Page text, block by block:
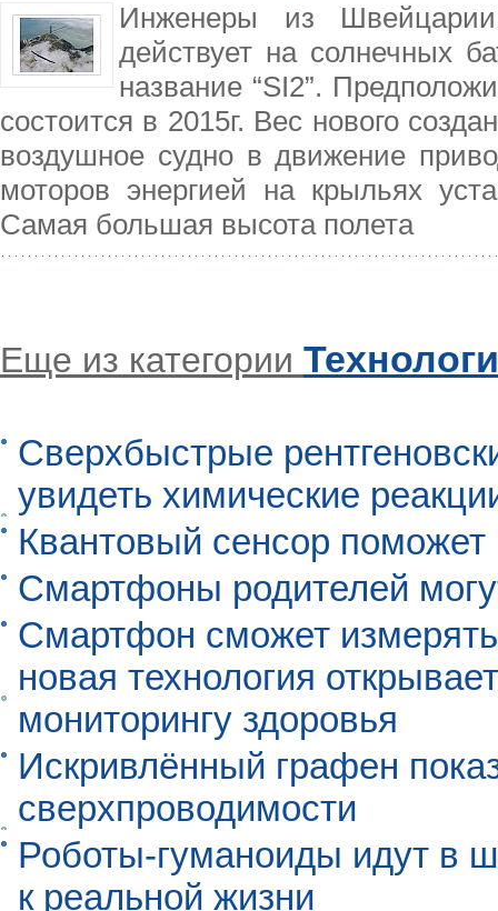
Инженеры из
действует на солнечных
название “SI2”.
состоится в 2015г. Вес нового
воздушное судно в движение
моторов энергией на крыльях
Самая большая высота полета
Еще из категории
Сверхбыстрые
увидеть химические
Квантовый сенсор
Смартфоны родителей
Смартфон сможет
новая технология
мониторингу здоровья
Искривлённый графен
сверхпроводимости
Роботы-гуманоиды идут в
к реальной жизни